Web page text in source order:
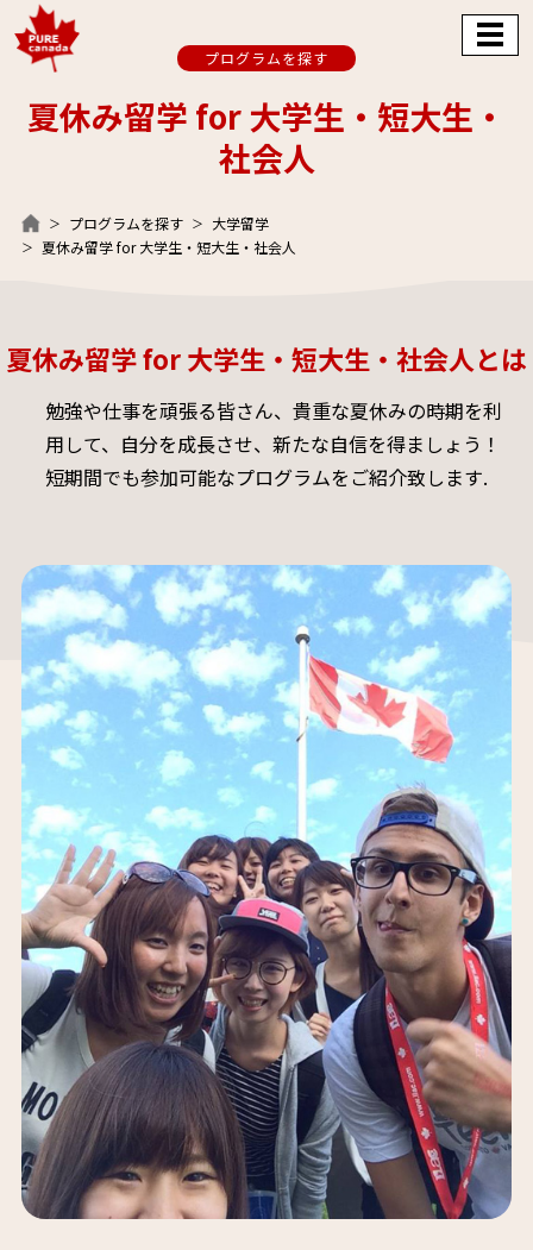
夏休み留学 for 大学生・短大生・
社会人
プログラムを探す
大学留学
夏休み留学 for 大学生・短大生・社会人
プログラムを探す
夏休み留学 for 大学生・短大生・社会人とは
勉強や仕事を頑張る皆さん、貴重な夏休みの時期を利
用して、自分を成長させ、新たな自信を得ましょう！
短期間でも参加可能なプログラムをご紹介致します.